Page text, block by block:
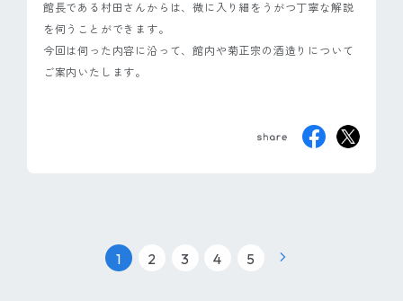
館長である村田さんからは、微に入り細をうがつ丁寧な解説
を伺うことができます。
今回は伺った内容に沿って、館内や菊正宗の酒造りについて
ご案内いたします。
1 2 3 4 5